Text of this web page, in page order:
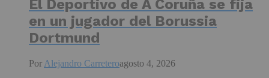
El Deportivo de A Coruña se fija
en un jugador del Borussia
Dortmund
Por Alejandro Carreteroagosto 4, 2026